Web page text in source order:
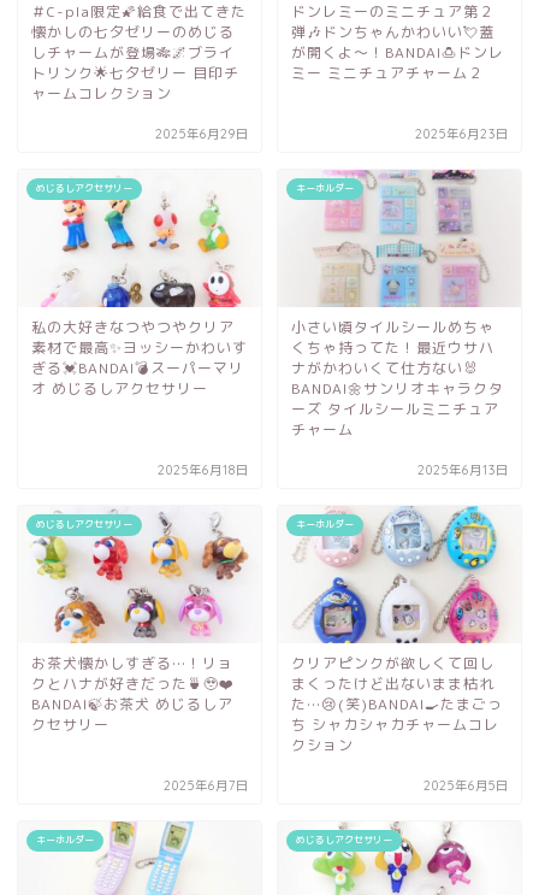
＃C-pla限定🌠給食で出てきた
懐かしの七夕ゼリーのめじる
しチャームが登場🎋🌌ブライ
トリンク🌟七夕ゼリー 目印チ
ャームコレクション
2025年6月29日
ドンレミーのミニチュア第２
弾🎶ドンちゃんかわいい💘蓋
が開くよ～！BANDAI🍮ドンレ
ミー ミニチュアチャーム２
2025年6月23日
めじるしアクセサリー
私の大好きなつやつやクリア
素材で最高✨ヨッシーかわいす
ぎる💓BANDAI💣スーパーマリ
オ めじるしアクセサリー
2025年6月18日
キーホルダー
小さい頃タイルシールめちゃ
くちゃ持ってた！最近ウサハ
ナがかわいくて仕方ない🐰
BANDAI🌼サンリオキャラクタ
ーズ タイルシールミニチュア
チャーム
2025年6月13日
めじるしアクセサリー
お茶犬懐かしすぎる…！リョ
クとハナが好きだった🍵🥹❤️
BANDAI🍃お茶犬 めじるしア
クセサリー
2025年6月7日
キーホルダー
クリアピンクが欲しくて回し
まくったけど出ないまま枯れ
た…😢(笑)BANDAI🍳たまごっ
ち シャカシャカチャームコレ
クション
2025年6月5日
キーホルダー めじるしアクセサリー